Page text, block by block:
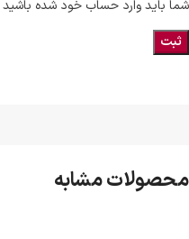
شما باید وارد حساب خود شده باشید
محصولات مشابه